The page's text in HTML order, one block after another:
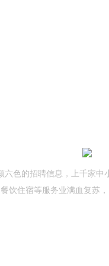
的招聘信息，上千家
住宿等服务业满血复苏